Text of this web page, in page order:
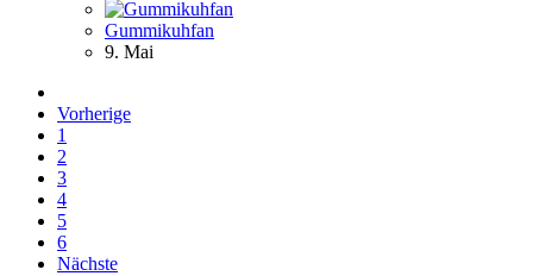
Gummikuhfan
9. Mai
Vorherige
1
2
3
4
5
6
Nächste